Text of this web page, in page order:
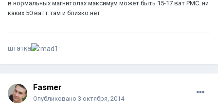
в нормальных магнитолах максимум может быть 15-17 ват PMC. ни
каких 50 ватт там и близко нет
штатка
Fasmer
Опубликовано 3 октября, 2014